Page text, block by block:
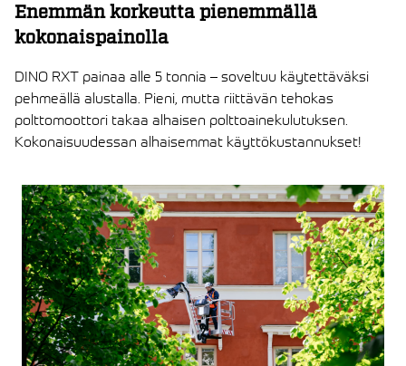
Enemmän korkeutta pienemmällä
kokonaispainolla
DINO RXT painaa alle 5 tonnia – soveltuu käytettäväksi
pehmeällä alustalla. Pieni, mutta riittävän tehokas
polttomoottori takaa alhaisen polttoainekulutuksen.
Kokonaisuudessan alhaisemmat käyttökustannukset!